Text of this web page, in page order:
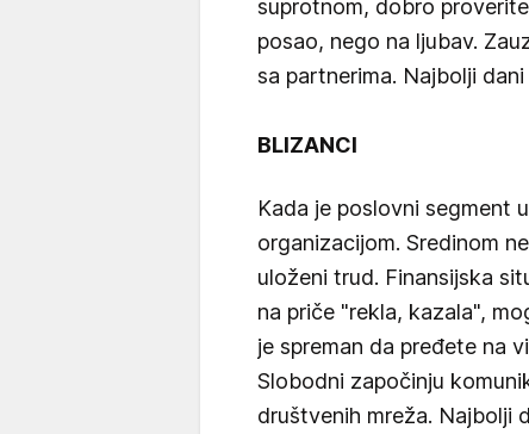
suprotnom, dobro
posao, nego na ljubav.
sa partnerima. Najbolji
BLIZANCI
Kada je poslovni segment
organizacijom. Sredinom
uloženi trud. Finansijska
na priče "rekla, kazala",
je spreman da pređete na
Slobodni započinju
društvenih mreža. Najbolji